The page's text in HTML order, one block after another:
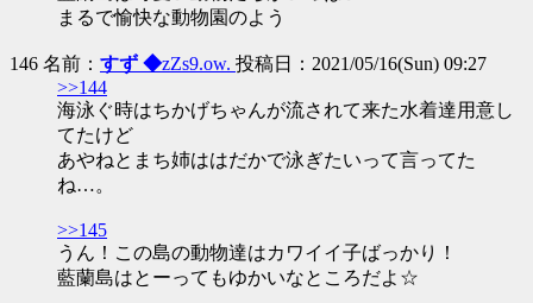
まるで愉快な動物園のよう
146 名前： すず ◆zZs9.ow. 投稿日：2021/05/16(Sun) 09:27
>>144
海泳ぐ時はちかげちゃんが流されて来た水着達用意し
てたけど
あやねとまち姉ははだかで泳ぎたいって言ってた
ね…。
>>145
うん！この島の動物達はカワイイ子ばっかり！
藍蘭島はとーってもゆかいなところだよ☆